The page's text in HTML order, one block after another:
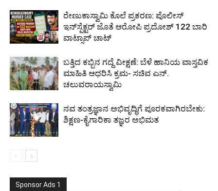
ರೇಣುಕಾಸ್ವಾಮಿ ಕೊಲೆ ಪ್ರಕರಣ: ಪೊಲೀಸ್
ಇನ್‌ಸ್ಪೆಕ್ಟರ್‌ ಜೊತೆ ಆರೋಪಿ ಪ್ರದೋಶ್‌ 122 ಬಾರಿ
ವಾಟ್ಸಾಪ್ ಚಾಟ್
ಬತ್ತಿದ ಕಬ್ಬಿನ ಗದ್ದೆ ವೀಕ್ಷಣೆ: ಬೆಳೆ ಹಾನಿಯ ವಾಸ್ತವಿಕ
ಮಾಹಿತಿ ಆಧರಿಸಿ ಕ್ರಮ- ಸಚಿವ ಎನ್.
ಚಲುವರಾಯಸ್ವಾಮಿ
ನವ ತಂತ್ರಜ್ಞಾನ ಅಭಿವೃದ್ಧಿಗೆ ಪೂರಕವಾಗಿರಬೇಕು:
ಶಿಕ್ಷಣ-ಕೈಗಾರಿಕಾ ತಜ್ಞರ ಅಭಿಮತ
Sponsor Ads 1